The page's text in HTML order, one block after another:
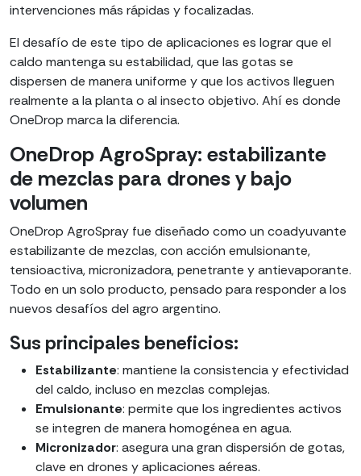
intervenciones más rápidas y focalizadas.
El desafío de este tipo de aplicaciones es lograr que el
caldo mantenga su estabilidad, que las gotas se
dispersen de manera uniforme y que los activos lleguen
realmente a la planta o al insecto objetivo. Ahí es donde
OneDrop marca la diferencia.
OneDrop AgroSpray: estabilizante
de mezclas para drones y bajo
volumen
OneDrop AgroSpray fue diseñado como un coadyuvante
estabilizante de mezclas, con acción emulsionante,
tensioactiva, micronizadora, penetrante y antievaporante.
Todo en un solo producto, pensado para responder a los
nuevos desafíos del agro argentino.
Sus principales beneficios:
Estabilizante: mantiene la consistencia y efectividad
del caldo, incluso en mezclas complejas.
Emulsionante: permite que los ingredientes activos
se integren de manera homogéneaen agua.
Micronizador: asegura una gran dispersión de gotas,
clave en drones y aplicaciones aéreas.